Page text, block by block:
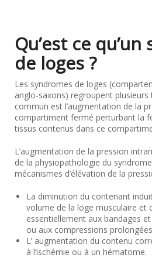
Qu’est ce
de loges ?
Les syndromes de loges
anglo-saxons) regroupent
commun est l’augmentation de la
compartiment fermé perturbant la
tissus contenus dans ce
L’augmentation de la pression
de la physiopathologie du
mécanismes d’élévation de la
La diminution du contenant
volume de la loge musculaire et
essentiellement aux bandages
ou aux compressions
L’ augmentation du contenu
à l’ischémie ou à un hématome.